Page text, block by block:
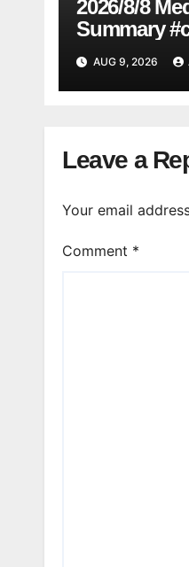
2026/8/8
Summary
AUG 9, 2026
Leave a
Your email
Comment *